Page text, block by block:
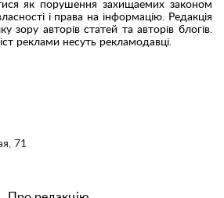
71
як порушення захищаемих законом
і права на інформацію. Редакція
зору авторів статей та авторів блогів.
реклами несуть рекламодавці.